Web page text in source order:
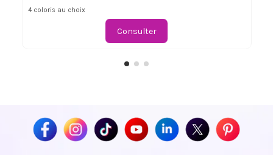
4 coloris au choix
Consulter